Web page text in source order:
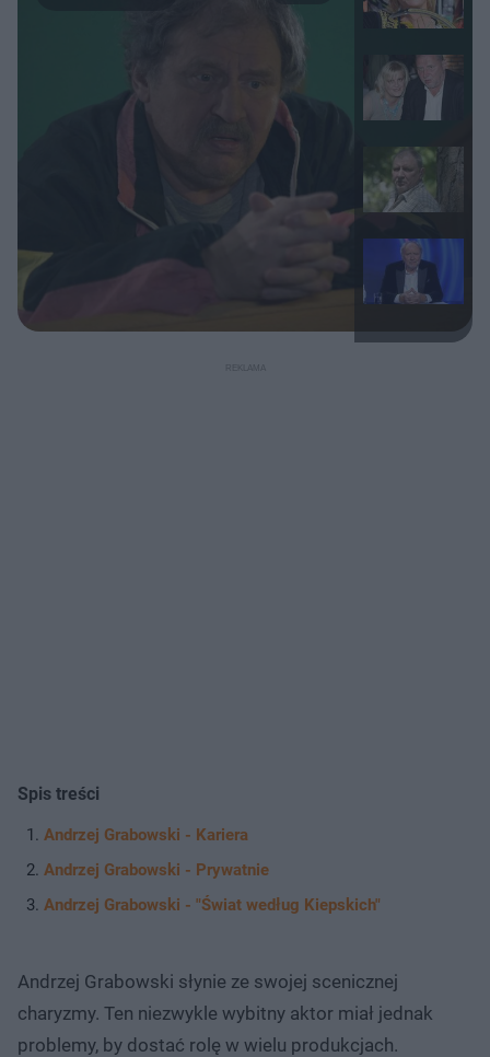
Spis treści
Andrzej Grabowski - Kariera
Andrzej Grabowski - Prywatnie
Andrzej Grabowski - "Świat według Kiepskich"
Andrzej Grabowski słynie ze swojej scenicznej
charyzmy. Ten niezwykle wybitny aktor miał jednak
problemy, by dostać rolę w wielu produkcjach.